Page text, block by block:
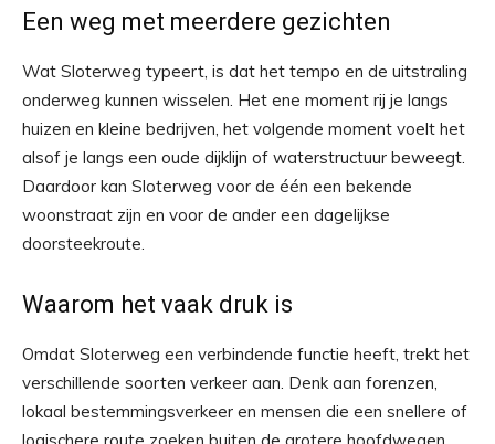
Een weg met meerdere gezichten
Wat Sloterweg typeert, is dat het tempo en de uitstraling
onderweg kunnen wisselen. Het ene moment rij je langs
huizen en kleine bedrijven, het volgende moment voelt het
alsof je langs een oude dijklijn of waterstructuur beweegt.
Daardoor kan Sloterweg voor de één een bekende
woonstraat zijn en voor de ander een dagelijkse
doorsteekroute.
Waarom het vaak druk is
Omdat Sloterweg een verbindende functie heeft, trekt het
verschillende soorten verkeer aan. Denk aan forenzen,
lokaal bestemmingsverkeer en mensen die een snellere of